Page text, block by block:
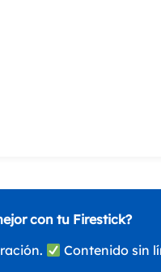
con tu Firestick?
Contenido sin